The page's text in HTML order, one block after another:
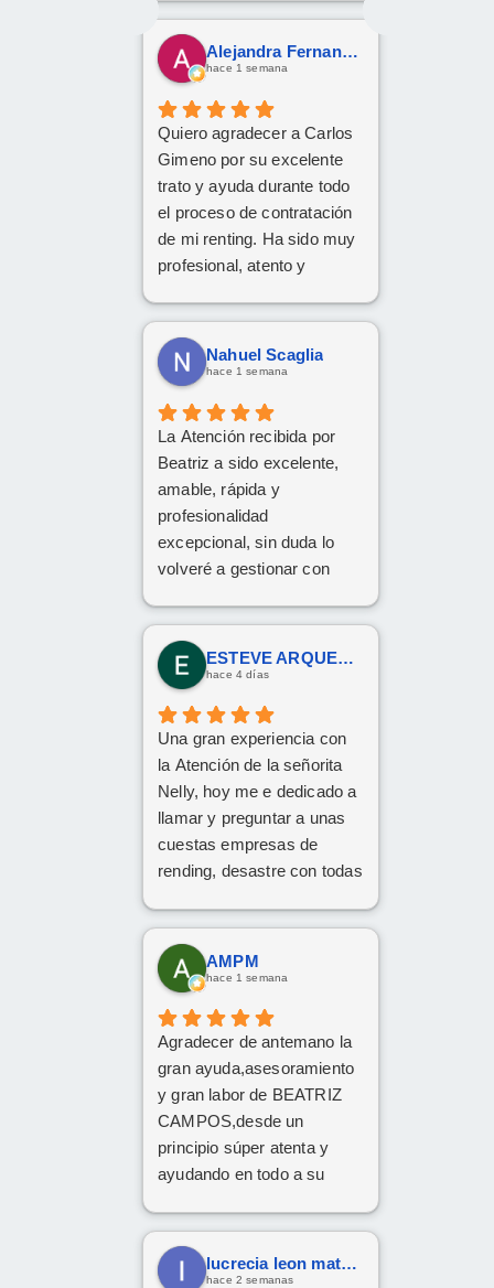
Alejandra Fernandez
hace 1 semana
Quiero agradecer a Carlos
Gimeno por su excelente
trato y ayuda durante todo
el proceso de contratación
de mi renting. Ha sido muy
profesional, atento y
por todo!
Nahuel Scaglia
hace 1 semana
La Atención recibida por
Beatriz a sido excelente,
amable, rápida y
profesionalidad
excepcional, sin duda lo
volveré a gestionar con
contrataciones.
ESTEVE ARQUES SENDRA
hace 4 días
Una gran experiencia con
la Atención de la señorita
Nelly, hoy me e dedicado a
llamar y preguntar a unas
cuestas empresas de
rending, desastre con todas
hamablemente una chica
llamada Nelly. No me a
puesta ni el más pequeño
las preguntas que le e
echo.
Una atención fantástica
AMPM
hace 1 semana
Agradecer de antemano la
gran ayuda,asesoramiento
y gran labor de BEATRIZ
CAMPOS,desde un
principio súper atenta y
ayudando en todo a su
recomendable,grandes
profesionales
lucrecia leon mateos
hace 2 semanas